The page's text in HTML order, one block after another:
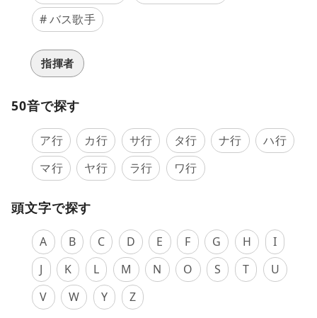
バス歌手
指揮者
50音で探す
ア行 カ行 サ行 タ行 ナ行
ハ行
マ行
ヤ行 ラ行 ワ行
頭文字で探す
A B C D E F G H
I
J
K L M N O S T
U
V
W Y Z